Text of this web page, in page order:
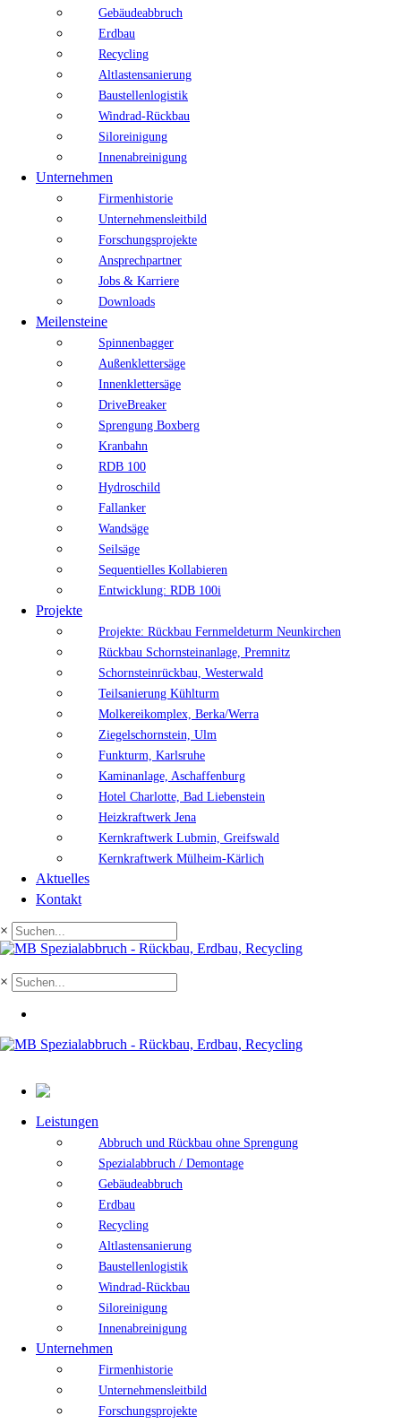
Gebäudeabbruch
Erdbau
Recycling
Altlastensanierung
Baustellenlogistik
Windrad-Rückbau
Siloreinigung
Innenabreinigung
Unternehmen
Firmenhistorie
Unternehmensleitbild
Forschungsprojekte
Ansprechpartner
Jobs & Karriere
Downloads
Meilensteine
Spinnenbagger
Außenklettersäge
Innenklettersäge
DriveBreaker
Sprengung Boxberg
Kranbahn
RDB 100
Hydroschild
Fallanker
Wandsäge
Seilsäge
Sequentielles Kollabieren
Entwicklung: RDB 100i
Projekte
Projekte: Rückbau Fernmeldeturm Neunkirchen
Rückbau Schornsteinanlage, Premnitz
Schornsteinrückbau, Westerwald
Teilsanierung Kühlturm
Molkereikomplex, Berka/Werra
Ziegelschornstein, Ulm
Funkturm, Karlsruhe
Kaminanlage, Aschaffenburg
Hotel Charlotte, Bad Liebenstein
Heizkraftwerk Jena
Kernkraftwerk Lubmin, Greifswald
Kernkraftwerk Mülheim-Kärlich
Aktuelles
Kontakt
×
×
Leistungen
Abbruch und Rückbau ohne Sprengung
Spezialabbruch / Demontage
Gebäudeabbruch
Erdbau
Recycling
Altlastensanierung
Baustellenlogistik
Windrad-Rückbau
Siloreinigung
Innenabreinigung
Unternehmen
Firmenhistorie
Unternehmensleitbild
Forschungsprojekte